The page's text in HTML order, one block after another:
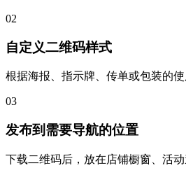
02
自定义二维码样式
根据海报、指示牌、传单或包装的
03
发布到需要导航的位置
下载二维码后，放在店铺橱窗、活